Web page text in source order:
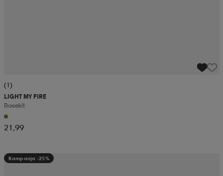
(1)
LIGHT MY FIRE
Basekit
21,99
Kampanja -25%